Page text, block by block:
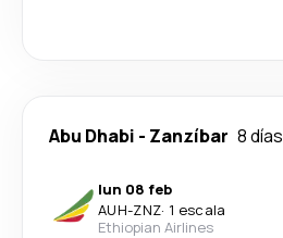
Abu Dhabi - Zanzíbar 8 días
lun 08 feb
AUH-ZNZ· 1 escala
Ethiopian Airlines